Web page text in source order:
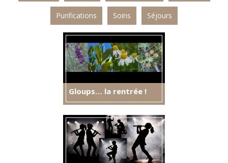
Purifications Soins Séjours
Gloups… la rentrée !